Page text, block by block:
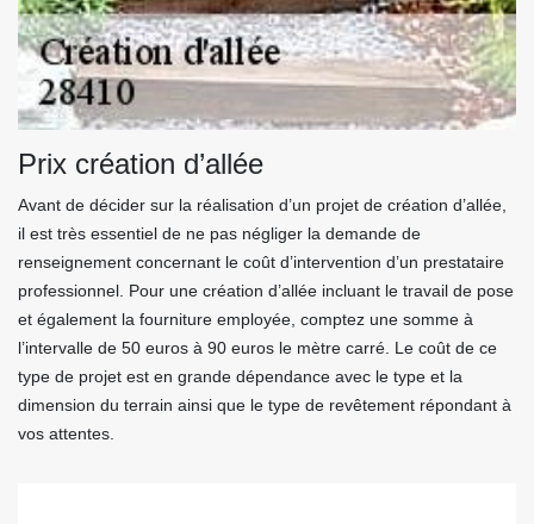
Prix création d’allée
Avant de décider sur la réalisation d’un projet de création d’allée,
il est très essentiel de ne pas négliger la demande de
renseignement concernant le coût d’intervention d’un prestataire
professionnel. Pour une création d’allée incluant le travail de pose
et également la fourniture employée, comptez une somme à
l’intervalle de 50 euros à 90 euros le mètre carré. Le coût de ce
type de projet est en grande dépendance avec le type et la
dimension du terrain ainsi que le type de revêtement répondant à
vos attentes.